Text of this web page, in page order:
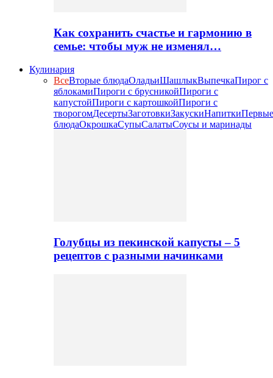
Как сохранить счастье и гармонию в
семье: чтобы муж не изменял…
Кулинария
ВсеВторые блюдаОладьиШашлыкВыпечкаПирог с
яблокамиПироги с брусникойПироги с
капустойПироги с картошкойПироги с
творогомДесертыЗаготовкиЗакускиНапиткиПервые
блюдаОкрошкаСупыСалатыСоусы и маринады
Голубцы из пекинской капусты – 5
рецептов с разными начинками